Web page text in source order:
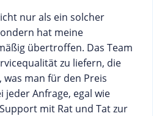
nur als ein solcher
hat meine
übertroffen. Das Team
zu liefern, die
man für den Preis
jeder Anfrage, egal wie
mit Rat und Tat zur